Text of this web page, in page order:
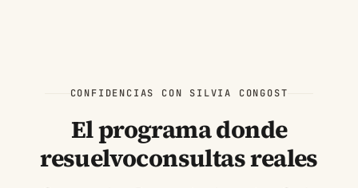
CONFIDENCIAS CON SILVIA CONGOST
El programa donde
resuelvoconsultas reales